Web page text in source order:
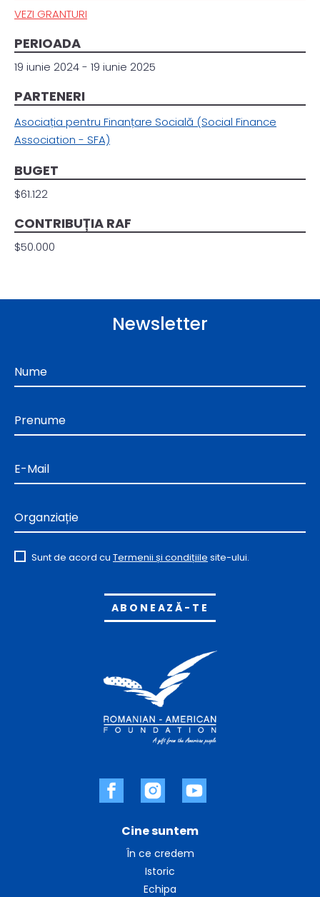
VEZI GRANTURI
PERIOADA
19 iunie 2024 - 19 iunie 2025
PARTENERI
Asociația pentru Finanțare Socială (Social Finance
Association - SFA)
BUGET
$61.122
CONTRIBUȚIA RAF
$50.000
Cine suntem
În ce credem
Istoric
Echipa
Newsletter
Nume
Prenume
E-Mail
Organziație
Sunt de acord cu Termenii și condițiile site-ului.